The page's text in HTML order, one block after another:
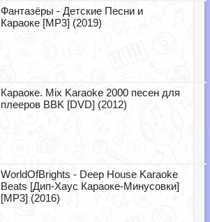
Фантазёры - Детские Песни и
Караоке [MP3] (2019)
Караоке. Mix Karaoke 2000 песен для
плееров BBK [DVD] (2012)
WorldOfBrights - Deep House Karaoke
Beats [Дип-Хаус Караоке-Минусовки]
[MP3] (2016)